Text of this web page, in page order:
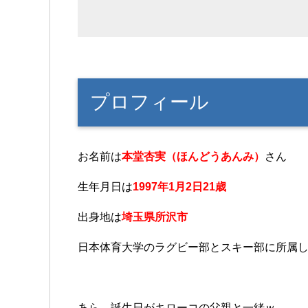
プロフィール
お名前は本堂杏実（ほんどうあんみ） さん
生年月日は1997年1月2日21歳
出身地は埼玉県所沢市
日本体育大学のラグビー部とスキー部に所属